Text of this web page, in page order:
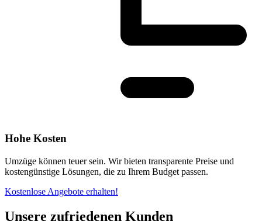
Hohe Kosten
Umzüge können teuer sein. Wir bieten transparente Preise und
kostengünstige Lösungen, die zu Ihrem Budget passen.
Kostenlose Angebote erhalten!
Unsere zufriedenen Kunden